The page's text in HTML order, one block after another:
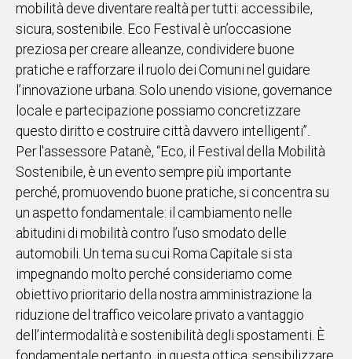
mobilità deve diventare realtà per tutti: accessibile,
sicura, sostenibile. Eco Festival è un’occasione
preziosa per creare alleanze, condividere buone
pratiche e rafforzare il ruolo dei Comuni nel guidare
l’innovazione urbana. Solo unendo visione, governance
locale e partecipazione possiamo concretizzare
questo diritto e costruire città davvero intelligenti”.
Per l'assessore Patanè, “Eco, il Festival della Mobilità
Sostenibile, è un evento sempre più importante
perché, promuovendo buone pratiche, si concentra su
un aspetto fondamentale: il cambiamento nelle
abitudini di mobilità contro l’uso smodato delle
automobili. Un tema su cui Roma Capitale si sta
impegnando molto perché consideriamo come
obiettivo prioritario della nostra amministrazione la
riduzione del traffico veicolare privato a vantaggio
dell’intermodalità e sostenibilità degli spostamenti. È
fondamentale pertanto, in questa ottica, sensibilizzare